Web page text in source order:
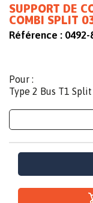
SUPPORT DE
COMBI SPLIT
Référence : 0492-
Pour :
Type 2 Bus T1 Split